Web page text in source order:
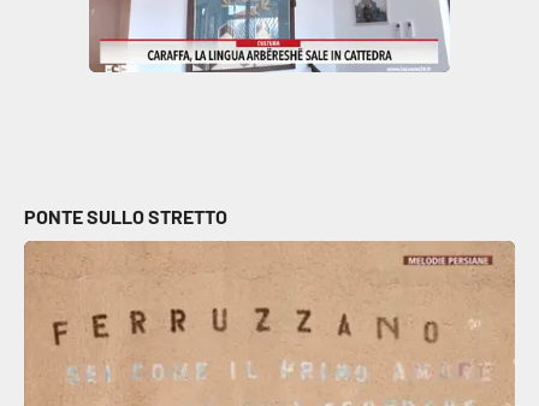
Imprese Di Calabria
Le perfidie di Antonella Grippo
STREAMING
LaC TV
LaC Network
PONTE SULLO STRETTO